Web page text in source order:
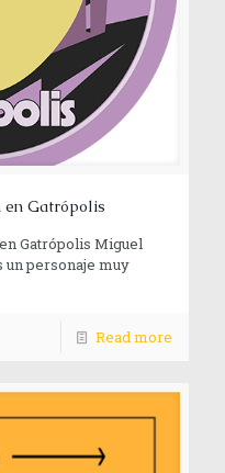
en Gatrópolis
Gatrópolis Miguel
un personaje muy
Read more